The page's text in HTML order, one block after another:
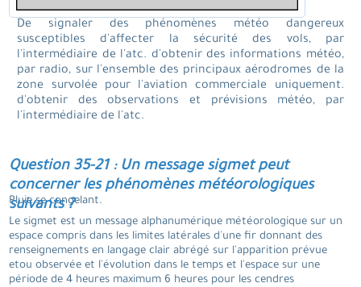
De signaler des phénomènes météo dangereux
susceptibles d'affecter la sécurité des vols, par
l'intermédiaire de l'atc. d'obtenir des informations météo,
par radio, sur l'ensemble des principaux aérodromes de la
zone survolée pour l'aviation commerciale uniquement.
d'obtenir des observations et prévisions météo, par
l'intermédiaire de l'atc.
Question 35-21 : Un message sigmet peut
concerner les phénomènes météorologiques
suivants ?
Pluie se congelant.
Le sigmet est un message alphanumérique météorologique sur un
espace compris dans les limites latérales d'une fir donnant des
renseignements en langage clair abrégé sur l'apparition prévue
etou observée et l'évolution dans le temps et l'espace sur une
période de 4 heures maximum 6 heures pour les cendres